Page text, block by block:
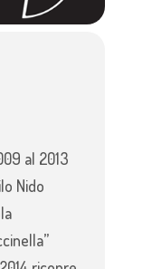
al 2013
Nido